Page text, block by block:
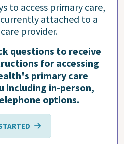
to access primary care,
attached to a
provider.
questions to receive
for accessing
primary care
including in-person,
options.